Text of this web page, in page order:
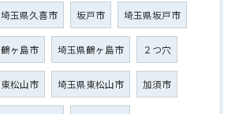
埼玉県久喜市 坂戸市 埼玉県坂戸市
鶴ヶ島市 埼玉県鶴ヶ島市 ２つ穴
東松山市 埼玉県東松山市 加須市